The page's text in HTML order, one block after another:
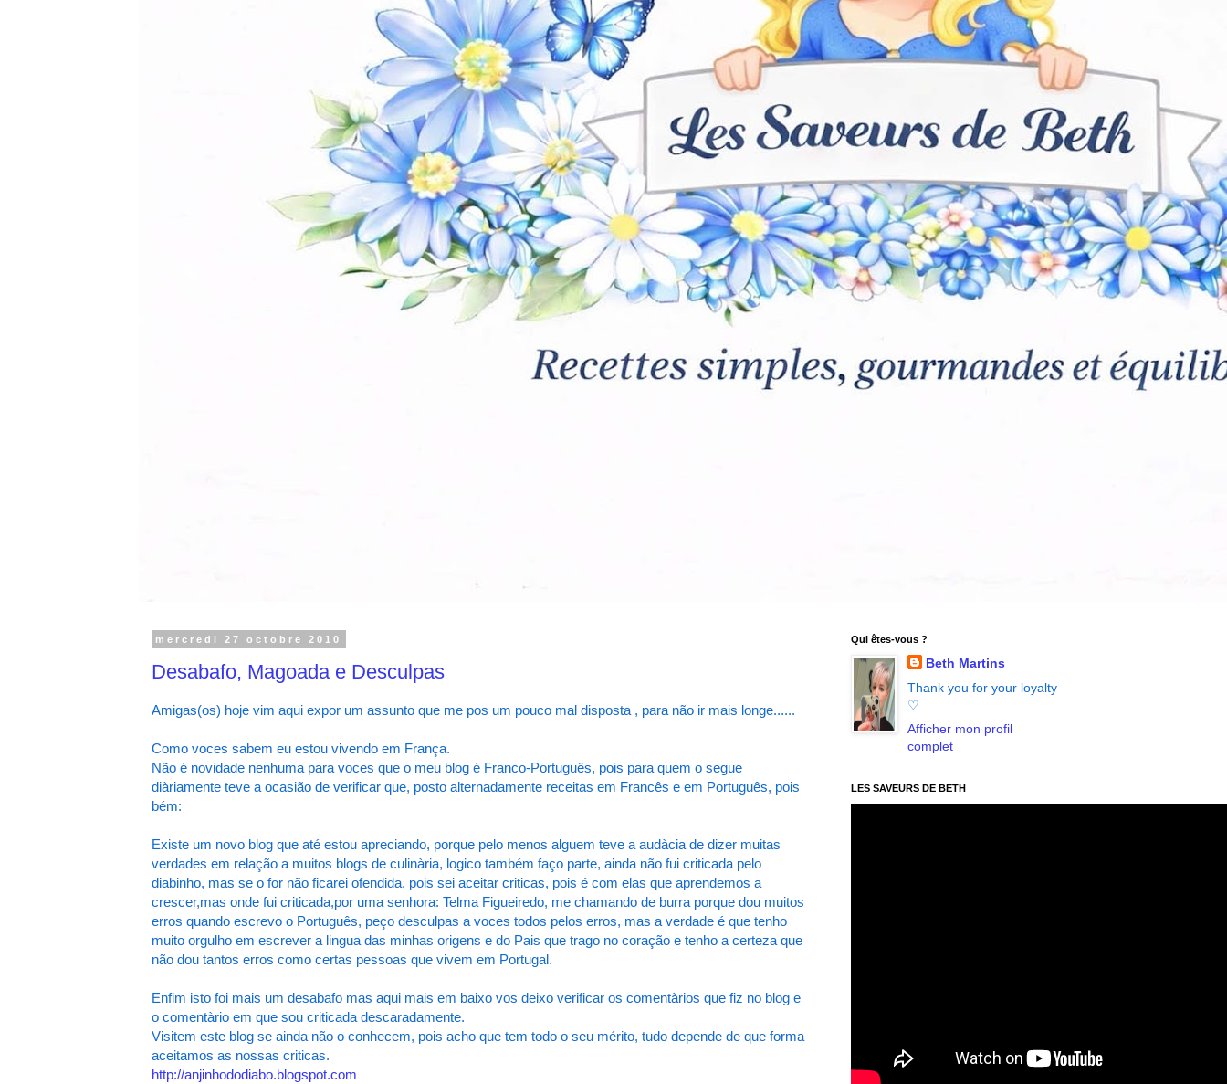
mercredi 27 octobre 2010
Desabafo, Magoada e Desculpas
Amigas(os) hoje vim aqui expor um assunto que me pos um pouco mal disposta , para não ir mais longe......
Como voces sabem eu estou vivendo em França.
Não é novidade nenhuma para voces que o meu blog é Franco-Português, pois para quem o segue
diàriamente teve a ocasião de verificar que, posto alternadamente receitas em Francês e em Português, pois
bém:
Existe um novo blog que até estou apreciando, porque pelo menos alguem teve a audàcia de dizer muitas
verdades em relação a muitos blogs de culinària, logico também faço parte, ainda não fui criticada pelo
diabinho, mas se o for não ficarei ofendida, pois sei aceitar criticas, pois é com elas que aprendemos a
crescer,mas onde fui criticada,por uma senhora: Telma Figueiredo, me chamando de burra porque dou muitos
erros quando escrevo o Português, peço desculpas a voces todos pelos erros, mas a verdade é que tenho
muito orgulho em escrever a lingua das minhas origens e do Pais que trago no coração e tenho a certeza que
não dou tantos erros como certas pessoas que vivem em Portugal.
Enfim isto foi mais um desabafo mas aqui mais em baixo vos deixo verificar os comentàrios que fiz no blog e
o comentàrio em que sou criticada descaradamente.
Visitem este blog se ainda não o conhecem, pois acho que tem todo o seu mérito, tudo depende de que forma
aceitamos as nossas criticas.
http://anjinhododiabo.blogspot.com
Qui êtes-vous ?
Beth Martins
Thank you for your loyalty
♡
Afficher mon profil
complet
LES SAVEURS DE BETH